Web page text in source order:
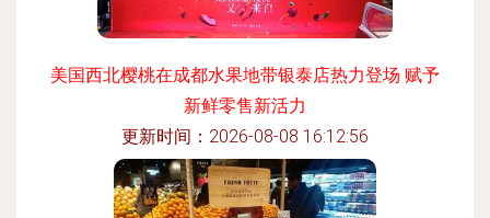
美国西北樱桃在成都水果地带银泰店热力登场 赋予
新鲜零售新活力
更新时间：2026-08-08 16:12:56